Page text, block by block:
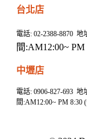
台北店
電話: 02-2388-8870
間:AM12:00~
中壢店
電話: 0906-827-693
間:AM12:00~ PM